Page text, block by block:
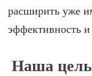
расширить уже
эффективность
Наша